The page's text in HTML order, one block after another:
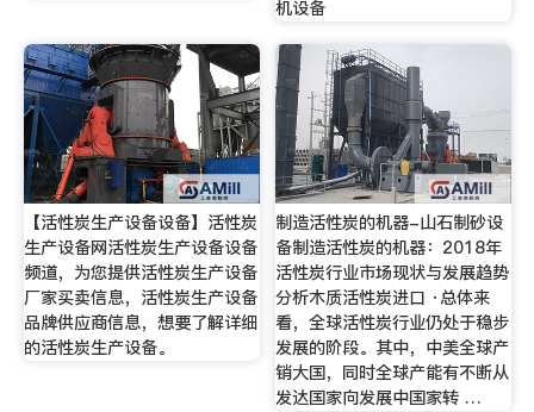
机设备
【活性炭生产设备设备】活性炭
生产设备网活性炭生产设备设备
频道，为您提供活性炭生产设备
厂家买卖信息，活性炭生产设备
品牌供应商信息，想要了解详细
的活性炭生产设备。
制造活性炭的机器-山石制砂设
备制造活性炭的机器：2018年
活性炭行业市场现状与发展趋势
分析木质活性炭进口 ·总体来
看，全球活性炭行业仍处于稳步
发展的阶段。其中，中美全球产
销大国，同时全球产能有不断从
发达国家向发展中国家转 …